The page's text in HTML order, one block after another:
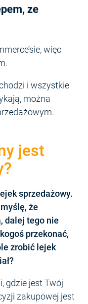
ze
więc
i wszystkie
można
jest
sprzedażowy.
że
dalej tego nie
przekonać,
zrobić lejek
gdzie jest Twój
zakupowej jest